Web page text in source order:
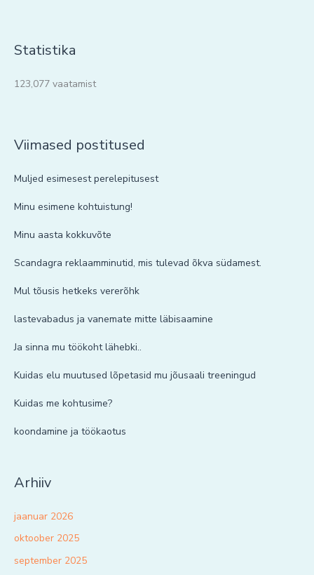
Statistika
123,077 vaatamist
Viimased postitused
Muljed esimesest perelepitusest
Minu esimene kohtuistung!
Minu aasta kokkuvõte
Scandagra reklaamminutid, mis tulevad õkva südamest.
Mul tõusis hetkeks vererõhk
lastevabadus ja vanemate mitte läbisaamine
Ja sinna mu töökoht lähebki..
Kuidas elu muutused lõpetasid mu jõusaali treeningud
Kuidas me kohtusime?
koondamine ja töökaotus
Arhiiv
jaanuar 2026
oktoober 2025
september 2025